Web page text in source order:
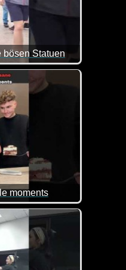
bösen Statuen
ganz cool, manche
moments
seiner Partnerin so